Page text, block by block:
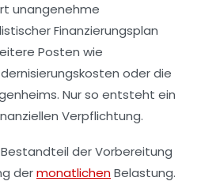
unangenehme
Finanzierungsplan
Posten wie
oder die
Nur so entsteht ein
Verpflichtung.
der Vorbereitung
dermonatlichenBelastung.